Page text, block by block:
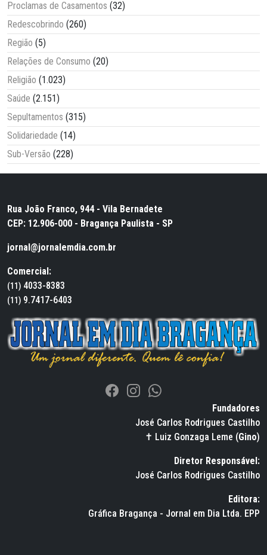
Proclamas de Casamentos (32)
Redescobrindo (260)
Região (5)
Relações de Consumo (20)
Religião (1.023)
Saúde (2.151)
Sepultamentos (315)
Solidariedade (14)
Sub-Versão (228)
Rua João Franco, 944 - Vila Bernadete
CEP: 12.906-000 - Bragança Paulista - SP
jornal@jornalemdia.com.br
Comercial:
(11) 4033-8383
(11) 9.7417-6403
Fundadores
José Carlos Rodrigues Castilho
✝ Luiz Gonzaga Leme (Gino)
Diretor Responsável:
José Carlos Rodrigues Castilho
Editora:
Gráfica Bragança - Jornal em Dia Ltda. EPP